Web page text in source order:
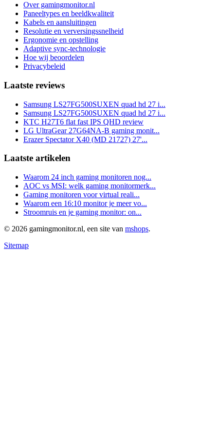
Over gamingmonitor.nl
Paneeltypes en beeldkwaliteit
Kabels en aansluitingen
Resolutie en verversingssnelheid
Ergonomie en opstelling
Adaptive sync-technologie
Hoe wij beoordelen
Privacybeleid
Laatste reviews
Samsung LS27FG500SUXEN quad hd 27 i...
Samsung LS27FG500SUXEN quad hd 27 i...
KTC H27T6 flat fast IPS QHD review
LG UltraGear 27G64NA-B gaming monit...
Erazer Spectator X40 (MD 21727) 27'...
Laatste artikelen
Waarom 24 inch gaming monitoren nog...
AOC vs MSI: welk gaming monitormerk...
Gaming monitoren voor virtual reali...
Waarom een 16:10 monitor je meer vo...
Stroomruis en je gaming monitor: on...
© 2026 gamingmonitor.nl, een site van mshops.
Sitemap